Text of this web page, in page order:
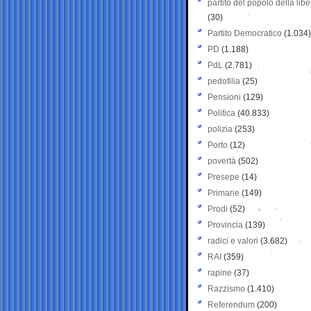
partito del popolo della
(30)
Partito Democratico (1.034)
PD (1.188)
PdL (2.781)
pedofilia (25)
Pensioni (129)
Politica (40.833)
polizia (253)
Porto (12)
povertà (502)
Presepe (14)
Primarie (149)
Prodi (52)
Provincia (139)
radici e valori (3.682)
RAI (359)
rapine (37)
Razzismo (1.410)
Referendum (200)